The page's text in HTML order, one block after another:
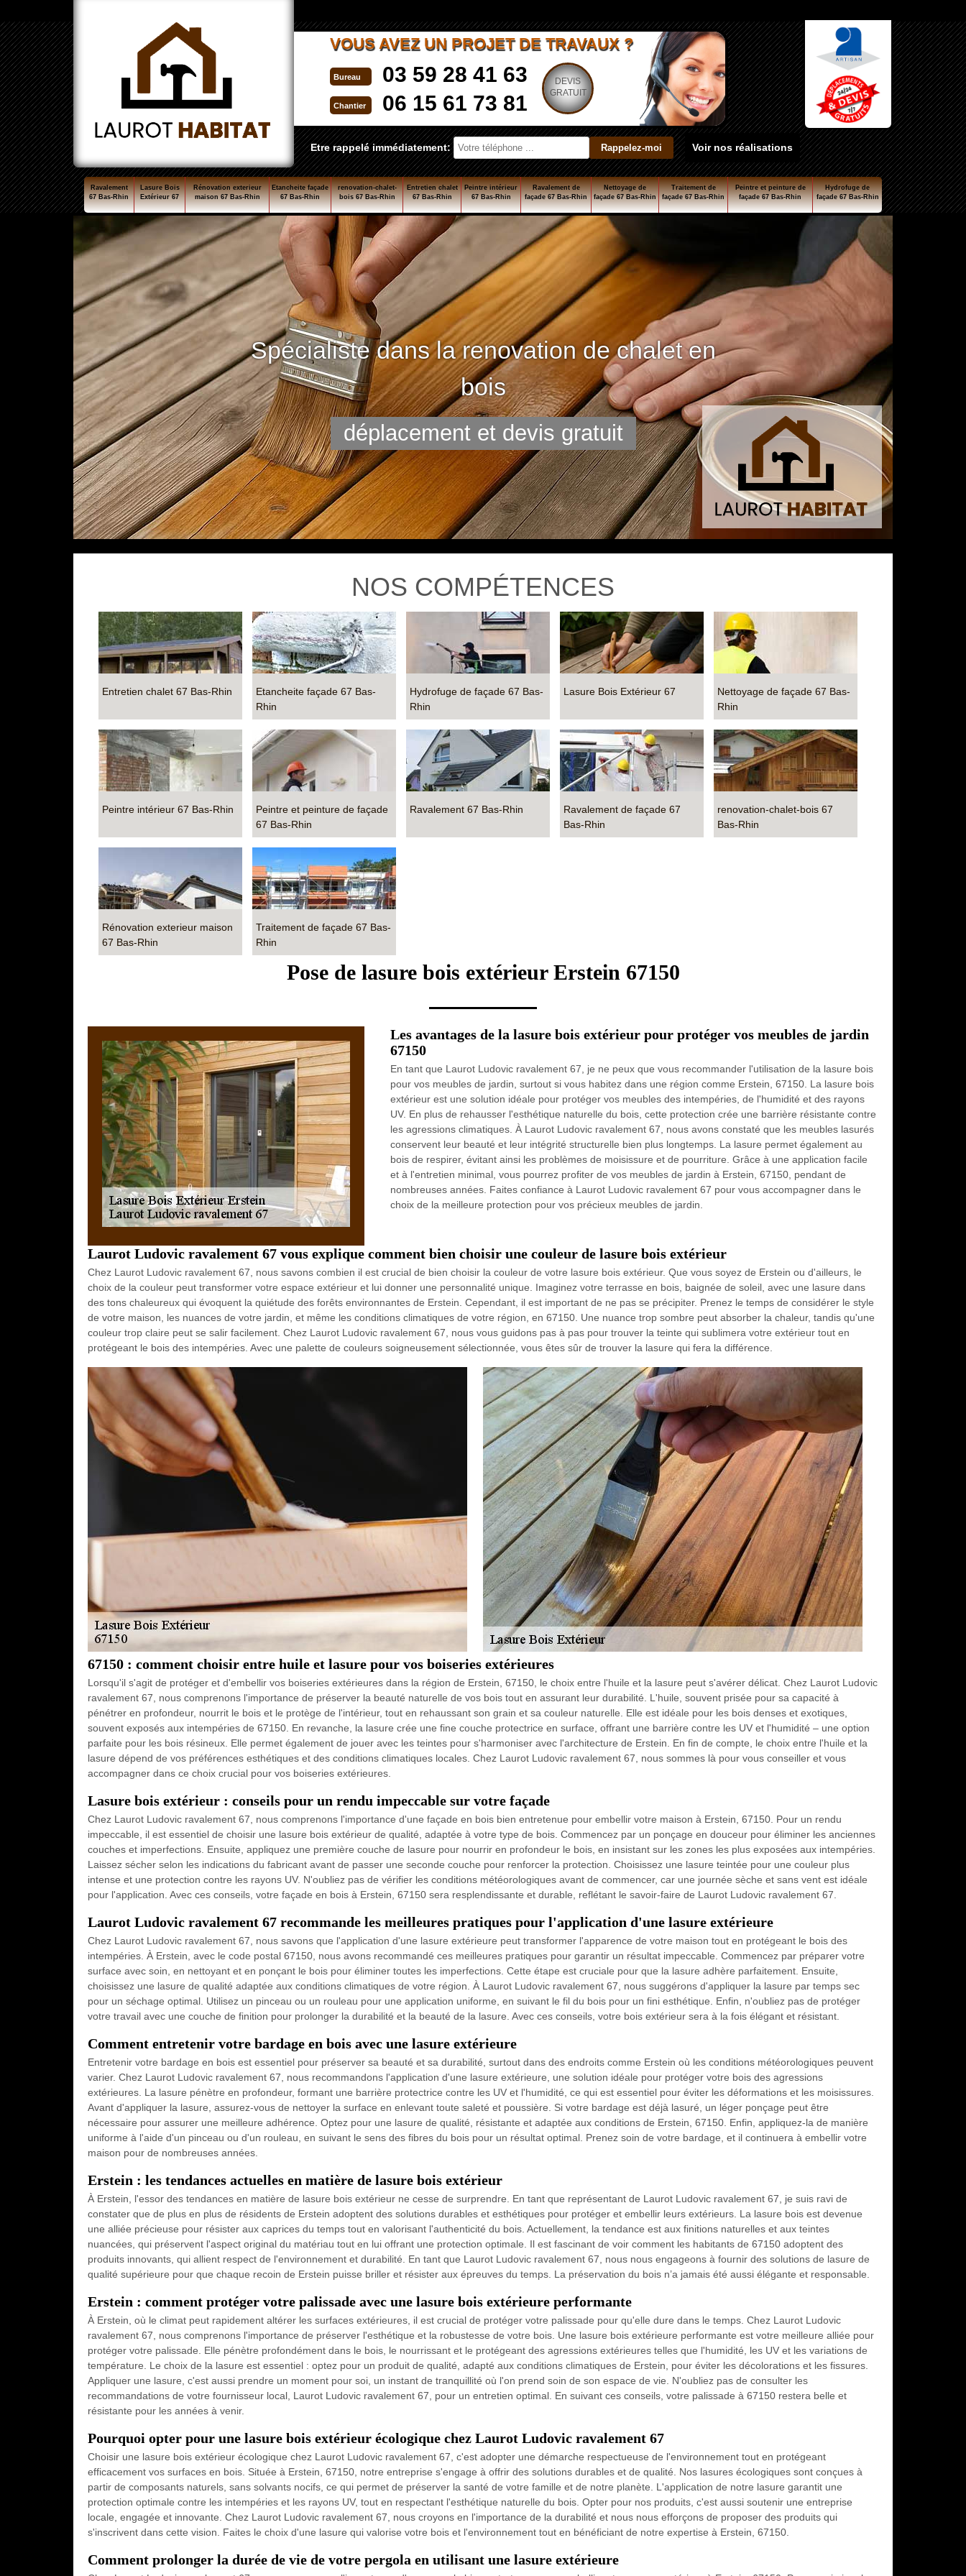
VOUS AVEZ UN PROJET DE TRAVAUX ?
Bureau 03 59 28 41 63
Chantier 06 15 61 73 81
DEVIS
GRATUIT
Etre rappelé immédiatement: Voir nos réalisations
Ravalement
67 Bas-Rhin
Lasure Bois
Extérieur 67
Rénovation exterieur
maison 67 Bas-Rhin
Etancheite façade
67 Bas-Rhin
renovation-chalet-
bois 67 Bas-Rhin
Entretien chalet
67 Bas-Rhin
Peintre intérieur
67 Bas-Rhin
Ravalement de
façade 67 Bas-Rhin
Nettoyage de
façade 67 Bas-Rhin
Traitement de
façade 67 Bas-Rhin
Peintre et peinture de
façade 67 Bas-Rhin
Hydrofuge de
façade 67 Bas-Rhin
Spécialiste dans la renovation de chalet en
bois
déplacement et devis gratuit
NOS COMPÉTENCES
Entretien chalet 67 Bas-Rhin
Etancheite façade 67 Bas-
Rhin
Hydrofuge de façade 67 Bas-
Rhin
Lasure Bois Extérieur 67
Nettoyage de façade 67 Bas-
Rhin
Peintre intérieur 67 Bas-Rhin
Peintre et peinture de façade
67 Bas-Rhin
Ravalement 67 Bas-Rhin
Ravalement de façade 67
Bas-Rhin
renovation-chalet-bois 67
Bas-Rhin
Rénovation exterieur maison
67 Bas-Rhin
Traitement de façade 67 Bas-
Rhin
Pose de lasure bois extérieur Erstein 67150
Les avantages de la lasure bois extérieur pour protéger vos meubles de jardin
67150
En tant que Laurot Ludovic ravalement 67, je ne peux que vous recommander l'utilisation de la lasure bois
pour vos meubles de jardin, surtout si vous habitez dans une région comme Erstein, 67150. La lasure bois
extérieur est une solution idéale pour protéger vos meubles des intempéries, de l'humidité et des rayons
UV. En plus de rehausser l'esthétique naturelle du bois, cette protection crée une barrière résistante contre
les agressions climatiques. À Laurot Ludovic ravalement 67, nous avons constaté que les meubles lasurés
conservent leur beauté et leur intégrité structurelle bien plus longtemps. La lasure permet également au
bois de respirer, évitant ainsi les problèmes de moisissure et de pourriture. Grâce à une application facile
et à l'entretien minimal, vous pourrez profiter de vos meubles de jardin à Erstein, 67150, pendant de
nombreuses années. Faites confiance à Laurot Ludovic ravalement 67 pour vous accompagner dans le
choix de la meilleure protection pour vos précieux meubles de jardin.
Laurot Ludovic ravalement 67 vous explique comment bien choisir une couleur de lasure bois extérieur
Chez Laurot Ludovic ravalement 67, nous savons combien il est crucial de bien choisir la couleur de votre lasure bois extérieur. Que vous soyez de Erstein ou d'ailleurs, le
choix de la couleur peut transformer votre espace extérieur et lui donner une personnalité unique. Imaginez votre terrasse en bois, baignée de soleil, avec une lasure dans
des tons chaleureux qui évoquent la quiétude des forêts environnantes de Erstein. Cependant, il est important de ne pas se précipiter. Prenez le temps de considérer le style
de votre maison, les nuances de votre jardin, et même les conditions climatiques de votre région, en 67150. Une nuance trop sombre peut absorber la chaleur, tandis qu'une
couleur trop claire peut se salir facilement. Chez Laurot Ludovic ravalement 67, nous vous guidons pas à pas pour trouver la teinte qui sublimera votre extérieur tout en
protégeant le bois des intempéries. Avec une palette de couleurs soigneusement sélectionnée, vous êtes sûr de trouver la lasure qui fera la différence.
67150 : comment choisir entre huile et lasure pour vos boiseries extérieures
Lorsqu'il s'agit de protéger et d'embellir vos boiseries extérieures dans la région de Erstein, 67150, le choix entre l'huile et la lasure peut s'avérer délicat. Chez Laurot Ludovic
ravalement 67, nous comprenons l'importance de préserver la beauté naturelle de vos bois tout en assurant leur durabilité. L'huile, souvent prisée pour sa capacité à
pénétrer en profondeur, nourrit le bois et le protège de l'intérieur, tout en rehaussant son grain et sa couleur naturelle. Elle est idéale pour les bois denses et exotiques,
souvent exposés aux intempéries de 67150. En revanche, la lasure crée une fine couche protectrice en surface, offrant une barrière contre les UV et l'humidité – une option
parfaite pour les bois résineux. Elle permet également de jouer avec les teintes pour s'harmoniser avec l'architecture de Erstein. En fin de compte, le choix entre l'huile et la
lasure dépend de vos préférences esthétiques et des conditions climatiques locales. Chez Laurot Ludovic ravalement 67, nous sommes là pour vous conseiller et vous
accompagner dans ce choix crucial pour vos boiseries extérieures.
Lasure bois extérieur : conseils pour un rendu impeccable sur votre façade
Chez Laurot Ludovic ravalement 67, nous comprenons l'importance d'une façade en bois bien entretenue pour embellir votre maison à Erstein, 67150. Pour un rendu
impeccable, il est essentiel de choisir une lasure bois extérieur de qualité, adaptée à votre type de bois. Commencez par un ponçage en douceur pour éliminer les anciennes
couches et imperfections. Ensuite, appliquez une première couche de lasure pour nourrir en profondeur le bois, en insistant sur les zones les plus exposées aux intempéries.
Laissez sécher selon les indications du fabricant avant de passer une seconde couche pour renforcer la protection. Choisissez une lasure teintée pour une couleur plus
intense et une protection contre les rayons UV. N'oubliez pas de vérifier les conditions météorologiques avant de commencer, car une journée sèche et sans vent est idéale
pour l'application. Avec ces conseils, votre façade en bois à Erstein, 67150 sera resplendissante et durable, reflétant le savoir-faire de Laurot Ludovic ravalement 67.
Laurot Ludovic ravalement 67 recommande les meilleures pratiques pour l'application d'une lasure extérieure
Chez Laurot Ludovic ravalement 67, nous savons que l'application d'une lasure extérieure peut transformer l'apparence de votre maison tout en protégeant le bois des
intempéries. À Erstein, avec le code postal 67150, nous avons recommandé ces meilleures pratiques pour garantir un résultat impeccable. Commencez par préparer votre
surface avec soin, en nettoyant et en ponçant le bois pour éliminer toutes les imperfections. Cette étape est cruciale pour que la lasure adhère parfaitement. Ensuite,
choisissez une lasure de qualité adaptée aux conditions climatiques de votre région. À Laurot Ludovic ravalement 67, nous suggérons d'appliquer la lasure par temps sec
pour un séchage optimal. Utilisez un pinceau ou un rouleau pour une application uniforme, en suivant le fil du bois pour un fini esthétique. Enfin, n'oubliez pas de protéger
votre travail avec une couche de finition pour prolonger la durabilité et la beauté de la lasure. Avec ces conseils, votre bois extérieur sera à la fois élégant et résistant.
Comment entretenir votre bardage en bois avec une lasure extérieure
Entretenir votre bardage en bois est essentiel pour préserver sa beauté et sa durabilité, surtout dans des endroits comme Erstein où les conditions météorologiques peuvent
varier. Chez Laurot Ludovic ravalement 67, nous recommandons l'application d'une lasure extérieure, une solution idéale pour protéger votre bois des agressions
extérieures. La lasure pénètre en profondeur, formant une barrière protectrice contre les UV et l'humidité, ce qui est essentiel pour éviter les déformations et les moisissures.
Avant d'appliquer la lasure, assurez-vous de nettoyer la surface en enlevant toute saleté et poussière. Si votre bardage est déjà lasuré, un léger ponçage peut être
nécessaire pour assurer une meilleure adhérence. Optez pour une lasure de qualité, résistante et adaptée aux conditions de Erstein, 67150. Enfin, appliquez-la de manière
uniforme à l'aide d'un pinceau ou d'un rouleau, en suivant le sens des fibres du bois pour un résultat optimal. Prenez soin de votre bardage, et il continuera à embellir votre
maison pour de nombreuses années.
Erstein : les tendances actuelles en matière de lasure bois extérieur
À Erstein, l'essor des tendances en matière de lasure bois extérieur ne cesse de surprendre. En tant que représentant de Laurot Ludovic ravalement 67, je suis ravi de
constater que de plus en plus de résidents de Erstein adoptent des solutions durables et esthétiques pour protéger et embellir leurs extérieurs. La lasure bois est devenue
une alliée précieuse pour résister aux caprices du temps tout en valorisant l'authenticité du bois. Actuellement, la tendance est aux finitions naturelles et aux teintes
nuancées, qui préservent l'aspect original du matériau tout en lui offrant une protection optimale. Il est fascinant de voir comment les habitants de 67150 adoptent des
produits innovants, qui allient respect de l'environnement et durabilité. En tant que Laurot Ludovic ravalement 67, nous nous engageons à fournir des solutions de lasure de
qualité supérieure pour que chaque recoin de Erstein puisse briller et résister aux épreuves du temps. La préservation du bois n’a jamais été aussi élégante et responsable.
Erstein : comment protéger votre palissade avec une lasure bois extérieure performante
À Erstein, où le climat peut rapidement altérer les surfaces extérieures, il est crucial de protéger votre palissade pour qu'elle dure dans le temps. Chez Laurot Ludovic
ravalement 67, nous comprenons l'importance de préserver l'esthétique et la robustesse de votre bois. Une lasure bois extérieure performante est votre meilleure alliée pour
protéger votre palissade. Elle pénètre profondément dans le bois, le nourrissant et le protégeant des agressions extérieures telles que l'humidité, les UV et les variations de
température. Le choix de la lasure est essentiel : optez pour un produit de qualité, adapté aux conditions climatiques de Erstein, pour éviter les décolorations et les fissures.
Appliquer une lasure, c'est aussi prendre un moment pour soi, un instant de tranquillité où l'on prend soin de son espace de vie. N'oubliez pas de consulter les
recommandations de votre fournisseur local, Laurot Ludovic ravalement 67, pour un entretien optimal. En suivant ces conseils, votre palissade à 67150 restera belle et
résistante pour les années à venir.
Pourquoi opter pour une lasure bois extérieur écologique chez Laurot Ludovic ravalement 67
Choisir une lasure bois extérieur écologique chez Laurot Ludovic ravalement 67, c'est adopter une démarche respectueuse de l'environnement tout en protégeant
efficacement vos surfaces en bois. Située à Erstein, 67150, notre entreprise s'engage à offrir des solutions durables et de qualité. Nos lasures écologiques sont conçues à
partir de composants naturels, sans solvants nocifs, ce qui permet de préserver la santé de votre famille et de notre planète. L'application de notre lasure garantit une
protection optimale contre les intempéries et les rayons UV, tout en respectant l'esthétique naturelle du bois. Opter pour nos produits, c'est aussi soutenir une entreprise
locale, engagée et innovante. Chez Laurot Ludovic ravalement 67, nous croyons en l'importance de la durabilité et nous nous efforçons de proposer des produits qui
s'inscrivent dans cette vision. Faites le choix d'une lasure qui valorise votre bois et l'environnement tout en bénéficiant de notre expertise à Erstein, 67150.
Comment prolonger la durée de vie de votre pergola en utilisant une lasure extérieure